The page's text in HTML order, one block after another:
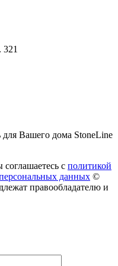
Вашего дома StoneLine
с политикой
данных ©
правообладателю и